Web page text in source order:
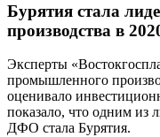
Бурятия стала
производства в
Эксперты
промышленного
оценивало
показало, что одним из
ДФО стала Бурятия.